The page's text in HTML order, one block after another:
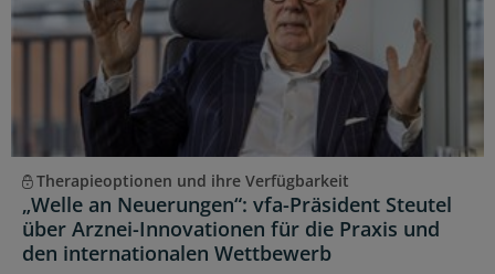
Therapieoptionen und ihre Verfügbarkeit
„Welle an Neuerungen“: vfa-Präsident Steutel
über Arznei-Innovationen für die Praxis und
den internationalen Wettbewerb